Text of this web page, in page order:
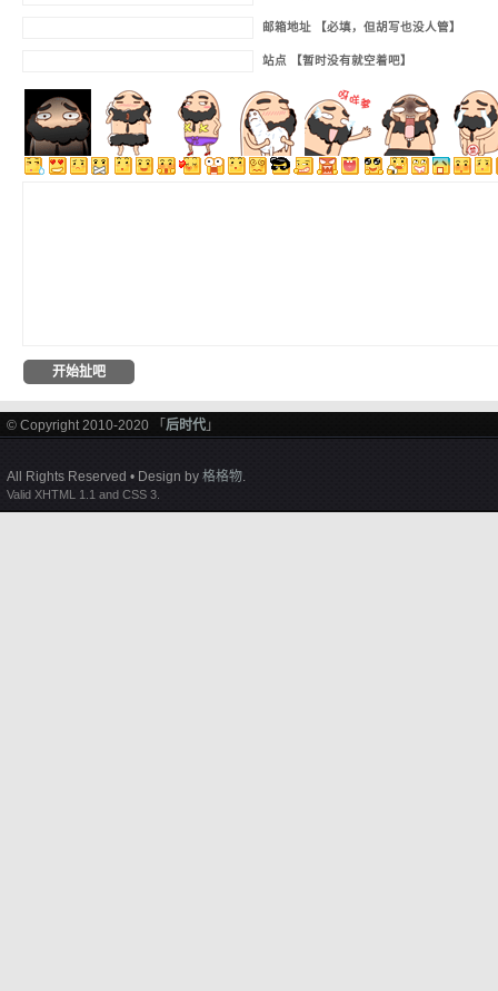
邮箱地址 【必填，但胡写也没人管】
站点 【暂时没有就空着吧】
© Copyright 2010-2020 「 后时代 」
All Rights Reserved • Design by 格格物.
Valid XHTML 1.1 and CSS 3.